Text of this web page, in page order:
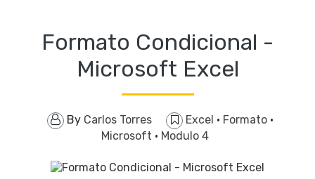
Formato Condicional -
Microsoft Excel
By Carlos Torres Excel · Formato ·
Microsoft · Modulo 4